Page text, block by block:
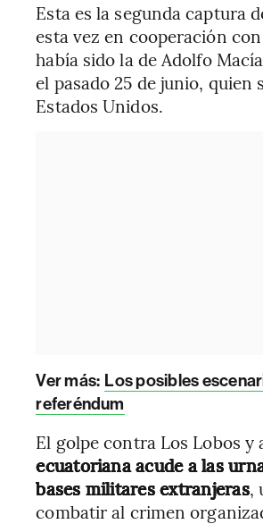
Esta es la segunda captura
esta vez en cooperación
había sido la de Adolfo
el pasado 25 de junio,
Estados Unidos.
Ver más: Los posibles
referéndum
El golpe contra Los Lobos y
ecuatoriana acude a las
bases militares extranjeras,
combatir al crimen